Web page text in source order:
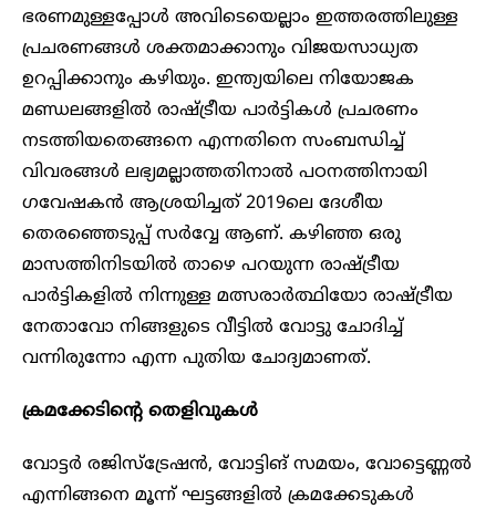
ഭരണമുള്ളപ്പോൾ അവിടെയെല്ലാം ഇത്തരത്തിലുള്ള
പ്രചരണങ്ങൾ ശക്തമാക്കാനും വിജയസാധ്യത
ഉറപ്പിക്കാനും കഴിയും. ഇന്ത്യയിലെ നിയോജക
മണ്ഡലങ്ങളിൽ രാഷ്ട്രീയ പാർട്ടികൾ പ്രചരണം
നടത്തിയതെങ്ങനെ എന്നതിനെ സംബന്ധിച്ച്
വിവരങ്ങൾ ലഭ്യമല്ലാത്തതിനാൽ പഠനത്തിനായി
ഗവേഷകൻ ആശ്രയിച്ചത് 2019ലെ ദേശീയ
തെരഞ്ഞെടുപ്പ് സർവ്വേ ആണ്. കഴിഞ്ഞ ഒരു
മാസത്തിനിടയിൽ താഴെ പറയുന്ന രാഷ്ട്രീയ
പാർട്ടികളിൽ നിന്നുള്ള മത്സരാർത്ഥിയോ രാഷ്ട്രീയ
നേതാവോ നിങ്ങളുടെ വീട്ടിൽ വോട്ടു ചോദിച്ച്
വന്നിരുന്നോ എന്ന പുതിയ ചോദ്യമാണത്.
ക്രമക്കേടിന്റെ തെളിവുകൾ
വോട്ടർ രജിസ്‌ട്രേഷൻ, വോട്ടിങ് സമയം, വോട്ടെണ്ണൽ
എന്നിങ്ങനെ മൂന്ന് ഘട്ടങ്ങളിൽ ക്രമക്കേടുകൾ